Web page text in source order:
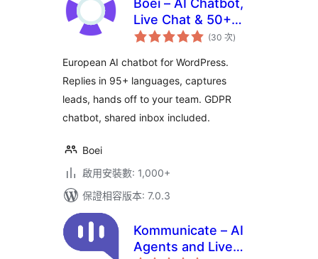
Boei – AI Chatbot,
Live Chat & 50+
Channels for(30 次評
分)
European AI chatbot for WordPress.
Replies in 95+ languages, captures
leads, hands off to your team. GDPR
chatbot, shared inbox included.
Boei
啟用安裝數: 1,000+
保證相容版本: 7.0.3
Kommunicate – AI
Agents and Live